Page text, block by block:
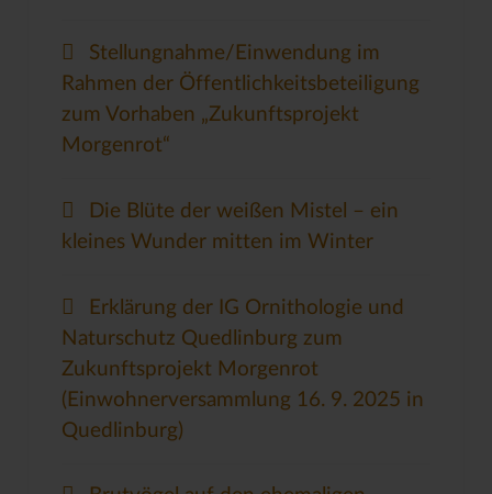
Stellungnahme/Einwendung im
Rahmen der Öffentlichkeitsbeteiligung
zum Vorhaben „Zukunftsprojekt
Morgenrot“
Die Blüte der weißen Mistel – ein
kleines Wunder mitten im Winter
Erklärung der IG Ornithologie und
Naturschutz Quedlinburg zum
Zukunftsprojekt Morgenrot
(Einwohnerversammlung 16. 9. 2025 in
Quedlinburg)